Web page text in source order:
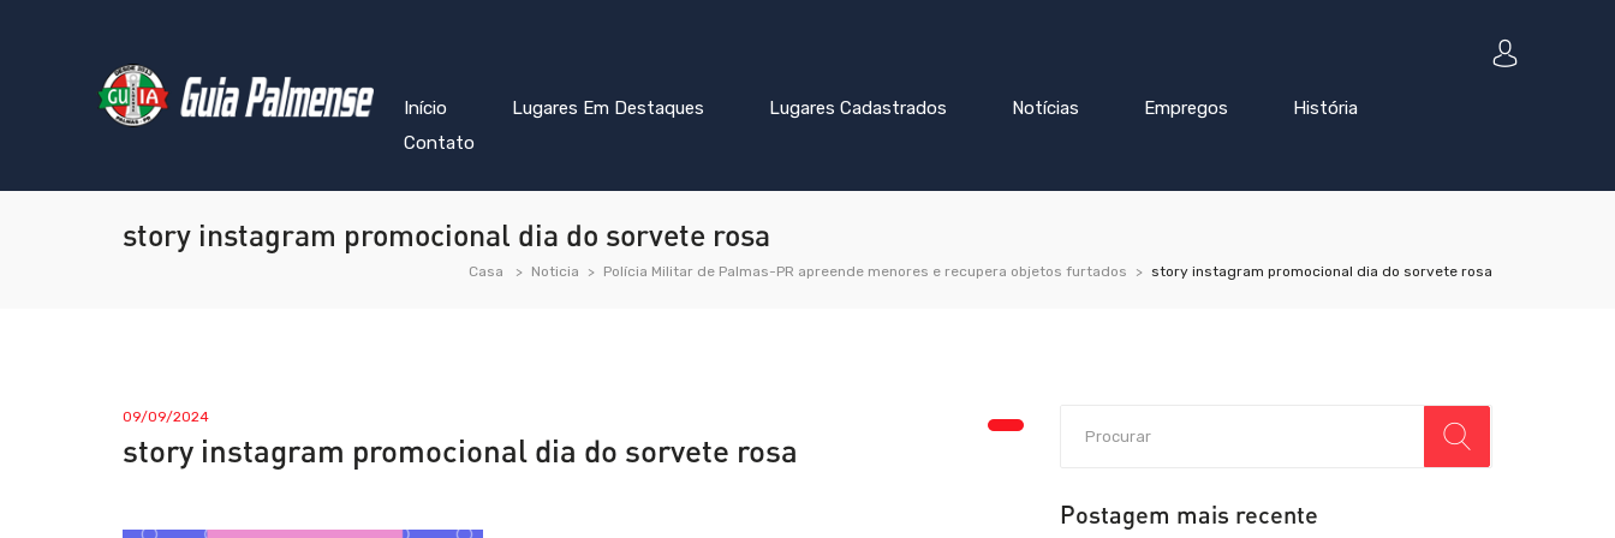
Início Lugares Em Destaques Lugares Cadastrados Notícias Empregos
História
Contato
story instagram promocional dia do sorvete rosa
Casa Noticia Polícia Militar de Palmas-PR apreende menores e recupera objetos furtados story instagram promocional dia do sorvete rosa
09/09/2024
story instagram promocional dia do sorvete rosa
Postagem mais recente